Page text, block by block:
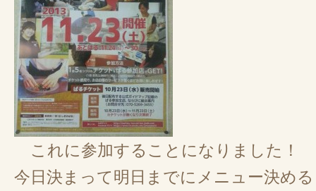
これに参加することになりました！
今日決まって明日までにメニュー決め